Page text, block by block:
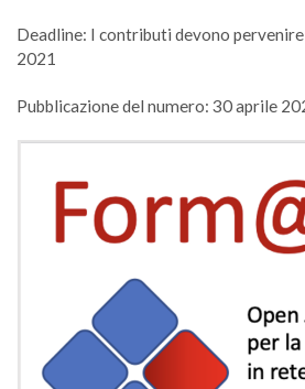
Deadline: I contributi devono
2021
Pubblicazione del numero: 30 aprile